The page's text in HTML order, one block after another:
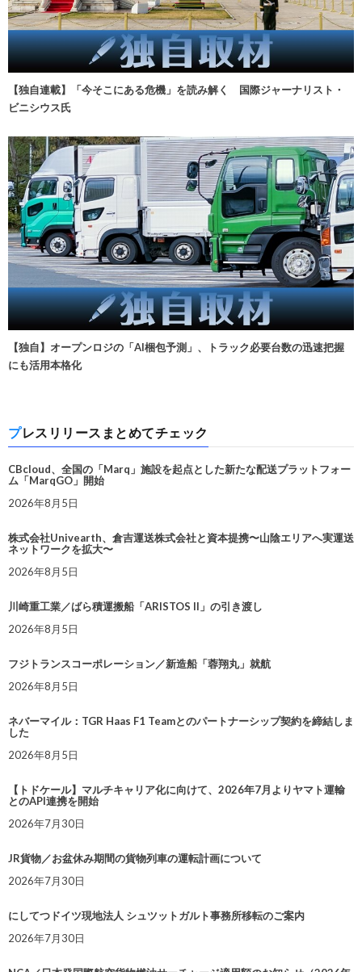
【独自連載】「今そこにある危機」を読み解く 国際ジャーナリスト・
ビニシウス氏
【独自】オープンロジの「AI梱包予測」、トラック必要台数の迅速把握
にも活用本格化
プレスリリースまとめてチェック
CBcloud、全国の「Marq」施設を起点とした新たな配送プラットフォー
ム「MarqGO」開始
2026年8月5日
株式会社Univearth、倉吉運送株式会社と資本提携〜山陰エリアへ実運送
ネットワークを拡大〜
2026年8月5日
川崎重工業／ばら積運搬船「ARISTOS II」の引き渡し
2026年8月5日
フジトランスコーポレーション／新造船「蓉翔丸」就航
2026年8月5日
ネバーマイル：TGR Haas F1 Teamとのパートナーシップ契約を締結しま
した
2026年8月5日
【トドケール】マルチキャリア化に向けて、2026年7月よりヤマト運輸
とのAPI連携を開始
2026年7月30日
JR貨物／お盆休み期間の貨物列車の運転計画について
2026年7月30日
にしてつドイツ現地法人 シュツットガルト事務所移転のご案内
2026年7月30日